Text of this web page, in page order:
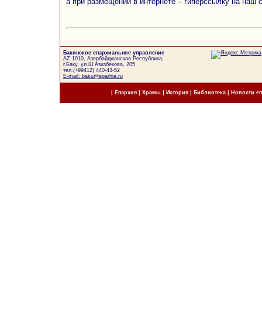
Бакинское епархиальное управление
AZ 1010, Азербайджанская Республика,
г.Баку, ул.Ш.Азизбекова, 205
тел.(+99412) 440-43-52
E-mail: baku@eparhia.ru
Епархия| Храмы История| Библиотека Новости